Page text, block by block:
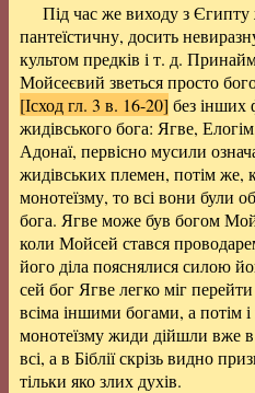
Під час же виходу з
пантеїстичну, досить
культом предків і т. д.
Мойсеєвий зветься просто
[Ісход гл. 3 в. 16-20] без інших
жидівського бога: Ягве,
Адонаї, первісно мусили
жидівських племен, потім же,
монотеїзму, то всі вони були
бога. Ягве може був богом
коли Мойсей стався
його діла пояснялися силою
сей бог Ягве легко міг
всіма іншими богами, а потім
монотеїзму жиди дійшли вже в
всі, а в Біблії скрізь видно
тільки яко злих духів.